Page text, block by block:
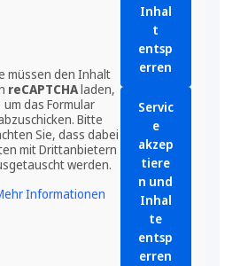
müssen den Inhalt
reCAPTCHAladen,
um das Formular
Bitte
Sie, dass dabei
mit Drittanbietern
werden.
Informationen
Inhal
t
entsp
erren
Servic
e
akzep
tiere
n und
Inhal
te
entsp
erren